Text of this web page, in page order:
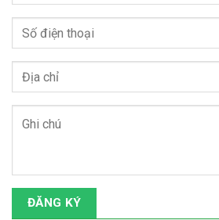
ĐĂNG KÝ